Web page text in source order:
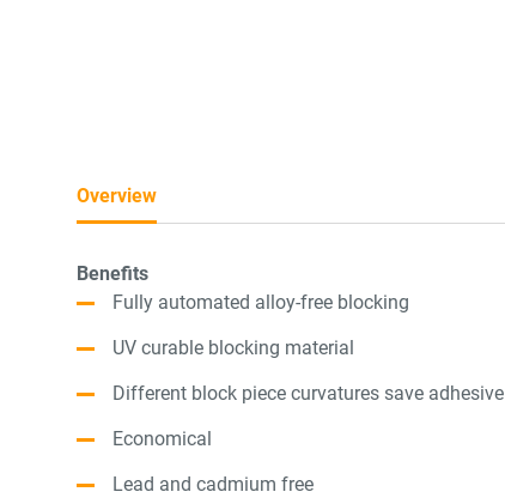
Overview
Benefits
Fully automated alloy-free blocking
UV curable blocking material
Different block piece curvatures save adhesive
Economical
Lead and cadmium free